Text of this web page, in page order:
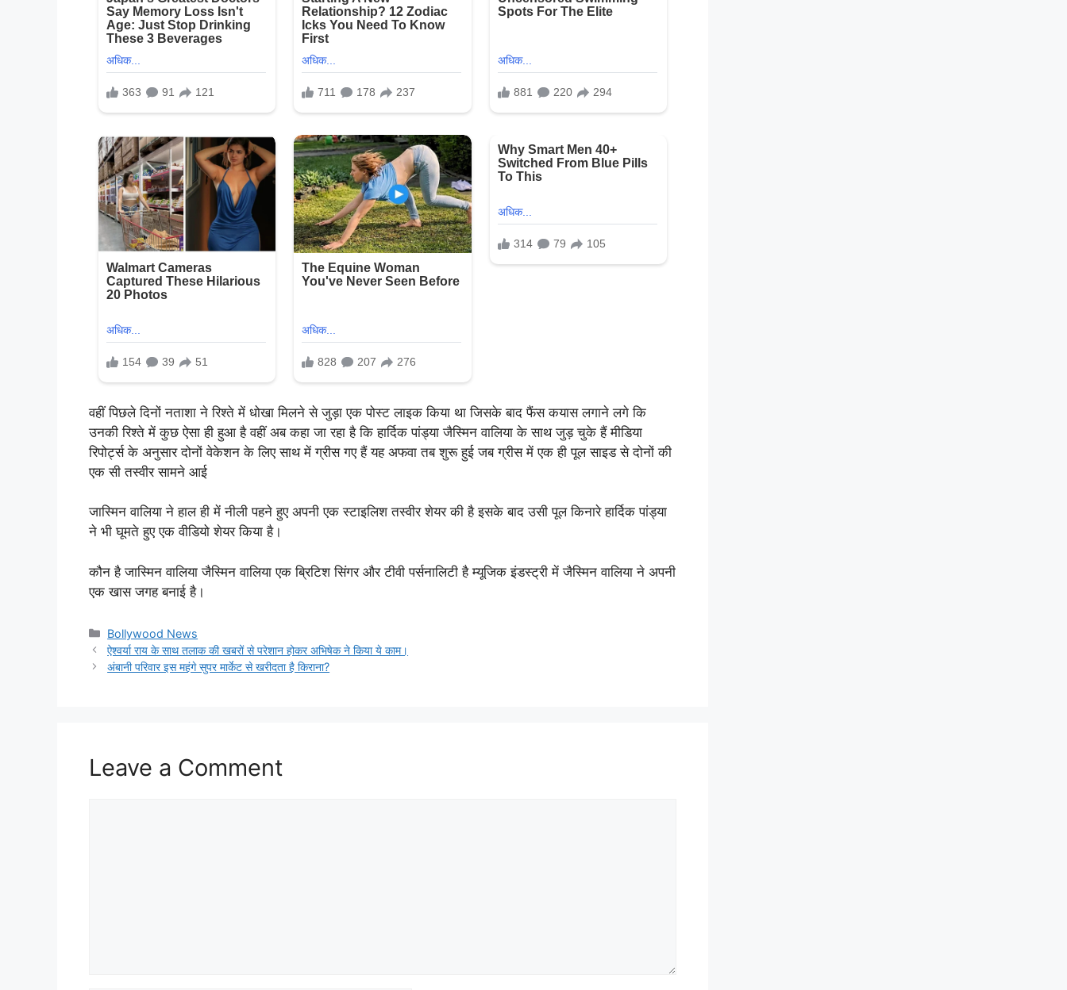
वहीं पिछले दिनों नताशा ने रिश्ते में धोखा मिलने से जुड़ा एक पोस्ट लाइक किया था जिसके बाद फैंस कयास लगाने लगे कि
उनकी रिश्ते में कुछ ऐसा ही हुआ है वहीं अब कहा जा रहा है कि हार्दिक पांड्या जैस्मिन वालिया के साथ जुड़ चुके हैं मीडिया
रिपोर्ट्स के अनुसार दोनों वेकेशन के लिए साथ में ग्रीस गए हैं यह अफवा तब शुरू हुई जब ग्रीस में एक ही पूल साइड से दोनों की
एक सी तस्वीर सामने आई
जास्मिन वालिया ने हाल ही में नीली पहने हुए अपनी एक स्टाइलिश तस्वीर शेयर की है इसके बाद उसी पूल किनारे हार्दिक पांड्या
ने भी घूमते हुए एक वीडियो शेयर किया है।
कौन है जास्मिन वालिया जैस्मिन वालिया एक ब्रिटिश सिंगर और टीवी पर्सनालिटी है म्यूजिक इंडस्ट्री में जैस्मिन वालिया ने अपनी
एक खास जगह बनाई है।
Categories
Bollywood News
ऐश्वर्या राय के साथ तलाक की खबरों से परेशान होकर अभिषेक ने किया ये काम।
अंबानी परिवार इस महंगे सुपर मार्केट से खरीदता है किराना?
Leave a Comment